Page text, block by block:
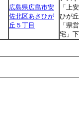
広島県広島市安
佐北区あさひが
丘５丁目
「上
ひが
「県
宅」